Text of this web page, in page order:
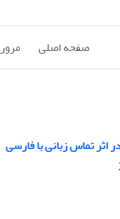
صفحه اصلی مرور
تماس زبانی با فارسی